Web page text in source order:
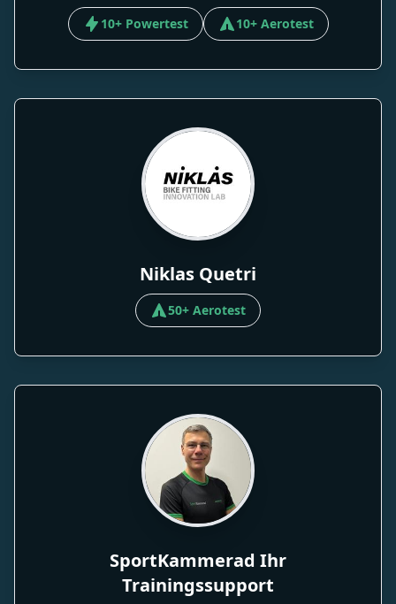
10+ Powertest 10+ Aerotest
Niklas Quetri
50+ Aerotest
SportKammerad Ihr
Trainingssupport